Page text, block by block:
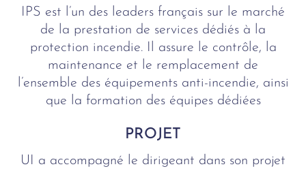
IPS est l’un des leaders français sur le marché
de la prestation de services dédiés à la
protection incendie. Il assure le contrôle, la
maintenance et le remplacement de
l’ensemble des équipements anti-incendie, ainsi
que la formation des équipes dédiées
PROJET
UI a accompagné le dirigeant dans son projet